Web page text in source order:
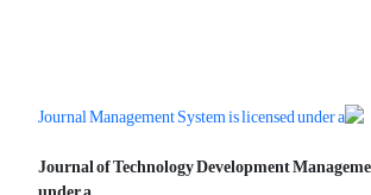
Journal of Technology Development